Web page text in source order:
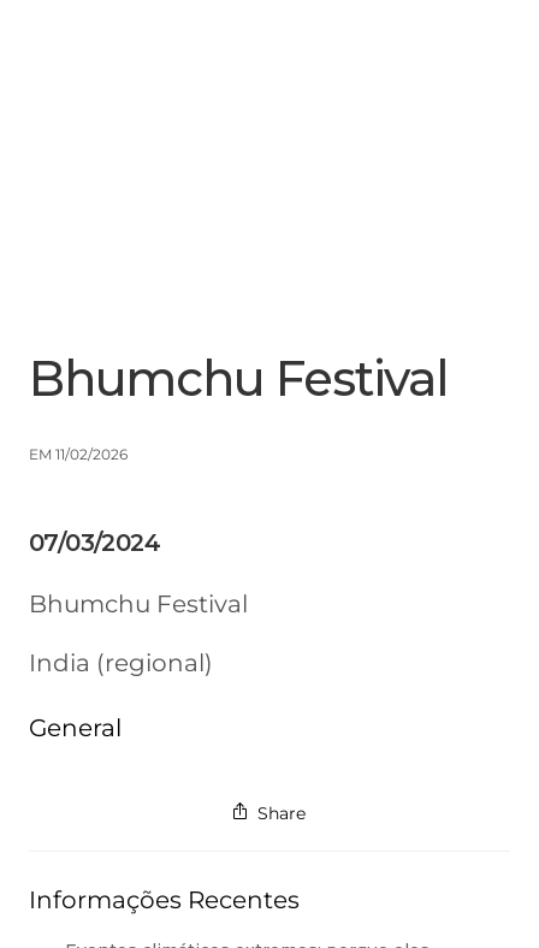
Bhumchu Festival
EM 11/02/2026
07/03/2024
Bhumchu Festival
India (regional)
General
Share
Informações Recentes